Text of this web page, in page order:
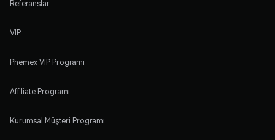
Referanslar
VIP
Phemex VIP Programı
Affiliate Programı
Kurumsal Müşteri Programı